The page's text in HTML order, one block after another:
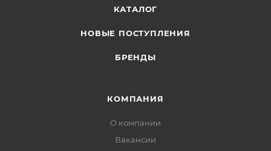
КАТАЛОГ
НОВЫЕ ПОСТУПЛЕНИЯ
БРЕНДЫ
КОМПАНИЯ
О компании
Вакансии